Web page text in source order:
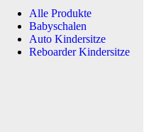
Alle Produkte
Babyschalen
Auto Kindersitze
Reboarder Kindersitze